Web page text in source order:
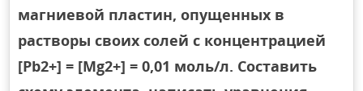
магниевой пластин, опущенных в
растворы своих солей с концентрацией
[Pb2+] = [Mg2+] = 0,01 моль/л. Составить